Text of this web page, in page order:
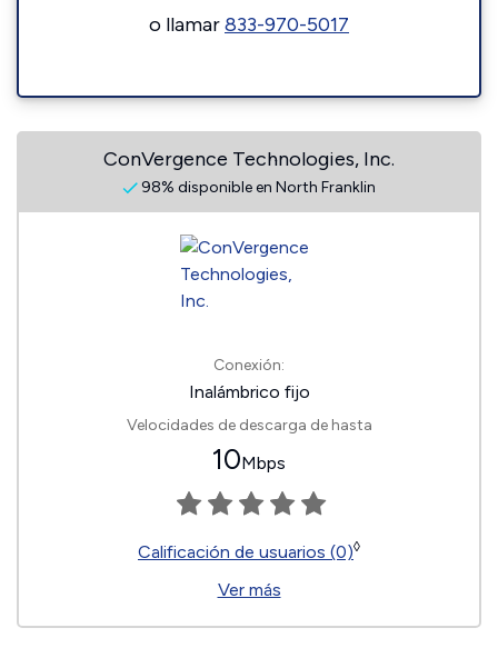
o llamar833-970-5017
ConVergence Technologies, Inc.
98% disponible en North Franklin
Conexión:
Inalámbrico fijo
Velocidades de descarga de hasta
10Mbps
Calificación de usuarios (0)◊
Ver más